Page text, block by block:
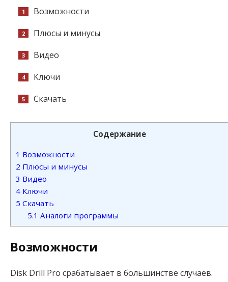
Возможности
Плюсы и минусы
Видео
Ключи
Скачать
Содержание
1 Возможности
2 Плюсы и минусы
3 Видео
4 Ключи
5 Скачать
5.1 Аналоги программы
Возможности
Disk Drill Pro срабатывает в большинстве случаев.